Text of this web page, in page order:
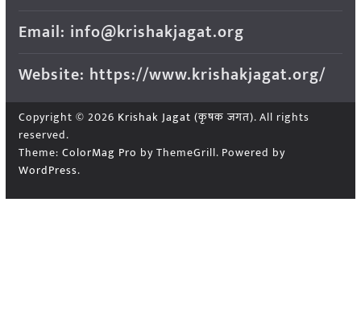
Email: info@krishakjagat.org
Website: https://www.krishakjagat.org/
Copyright © 2026 Krishak Jagat (कृषक जगत). All rights
reserved.
Theme: ColorMag Pro by ThemeGrill. Powered by
WordPress.